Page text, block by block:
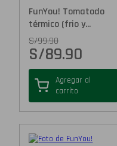
FunYou! Tomatodo
térmico (frio y...
S/99.90
S/89.90
Agregar al
carrito